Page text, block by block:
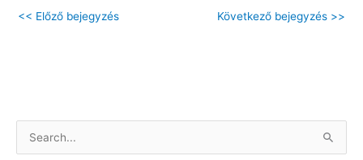
<< Előző bejegyzés Következő bejegyzés >>
e